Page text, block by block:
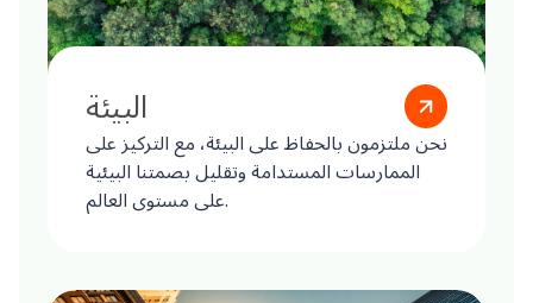
البيئة
نحن ملتزمون بالحفاظ على البيئة، مع التركيز على
الممارسات المستدامة وتقليل بصمتنا البيئية
على مستوى العالم.